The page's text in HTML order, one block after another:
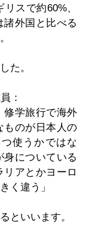
スで約60%、
外国と比べる
た。
：
修学旅行で海外
ものが日本人の
使うかではな
身についている
アとかヨーロ
く違う」
といいます。